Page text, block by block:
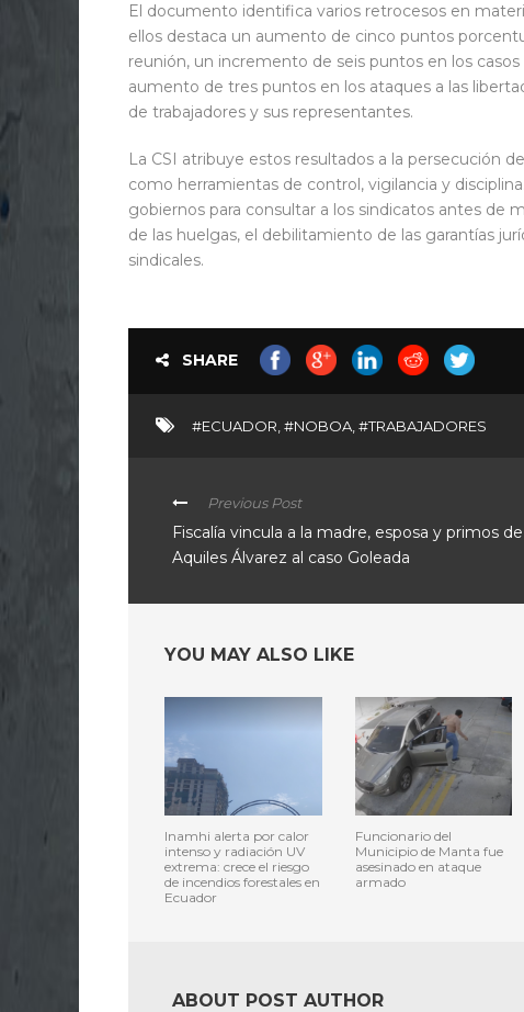
El documento identifica varios retrocesos en
ellos destaca un aumento de cinco puntos
reunión, un incremento de seis puntos en los
aumento de tres puntos en los ataques a las
de trabajadores y sus representantes.
La CSI atribuye estos resultados a la persecución
como herramientas de control, vigilancia y
gobiernos para consultar a los sindicatos antes de
de las huelgas, el debilitamiento de las garantías
sindicales.
SHARE
#ECUADOR #NOBOA #TRABAJADORES
Previous Post
Fiscalía vincula a la madre, esposa y primos de
Aquiles Álvarez al caso Goleada
YOU MAY ALSO LIKE
Inamhi alerta por calor
intenso y radiación UV
extrema: crece el riesgo
de incendios forestales en
Ecuador
Funcionario del
Municipio de Manta fue
asesinado en ataque
armado
ABOUT POST AUTHOR